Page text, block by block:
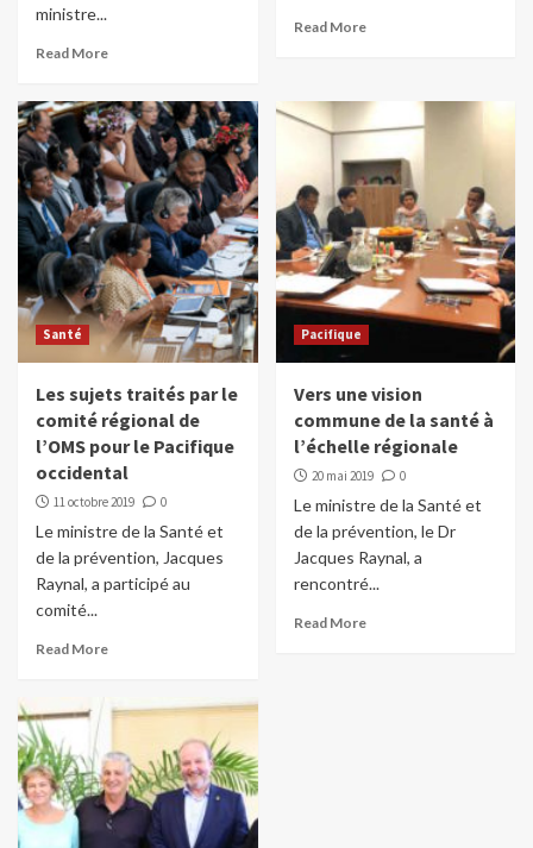
ministre...
Read More
Read More
Santé
Les sujets traités par le
comité régional de
l’OMS pour le Pacifique
occidental
11 octobre 2019 0
Le ministre de la Santé et
de la prévention, Jacques
Raynal, a participé au
comité...
Read More
Pacifique
Vers une vision
commune de la santé à
l’échelle régionale
20 mai 2019 0
Le ministre de la Santé et
de la prévention, le Dr
Jacques Raynal, a
rencontré...
Read More